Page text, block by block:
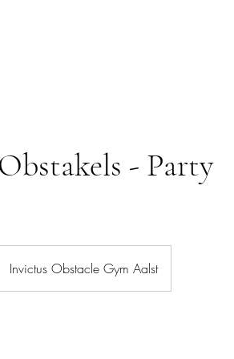
- Party
Invictus Obstacle Gym Aalst